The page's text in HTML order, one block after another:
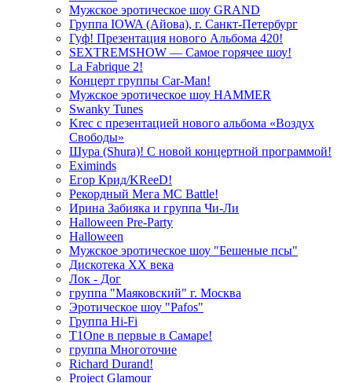
Мужское эротическое шоу GRAND
Группа IOWA (Айова), г. Санкт-Петербург
Гуф! Презентация нового Альбома 420!
SEXTREMSHOW — Самое горячее шоу!
La Fabrique 2!
Концерт группы Car-Man!
Мужское эротическое шоу HAMMER
Swanky Tunes
Krec с презентацией нового альбома «Воздух
Свободы»
Шура (Shura)! С новой концертной программой!
Eximinds
Егор Крид/KReeD!
Рекордный Мега МС Battle!
Ирина Забияка и группа Чи-Ли
Halloween Pre-Party
Halloween
Мужское эротическое шоу "Бешеные псы"
Дискотека ХХ века
Лок - Дог
группа "Маяковский" г. Москва
Эротическое шоу "Pafos"
Группа Hi-Fi
T1One в первые в Самаре!
группа Многоточие
Richard Durand!
Project Glamour